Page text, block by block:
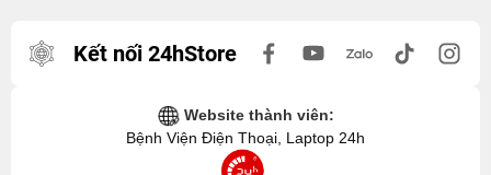
Kết nối 24hStore
Website thành viên:
Bệnh Viện Điện Thoại, Laptop 24h